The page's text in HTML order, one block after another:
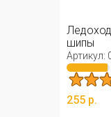
шипы
Артикул:
255 р.